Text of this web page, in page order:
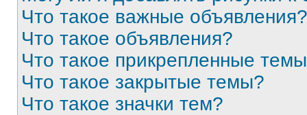
Что такое важные объявления?
Что такое объявления?
Что такое прикрепленные
Что такое закрытые темы?
Что такое значки тем?